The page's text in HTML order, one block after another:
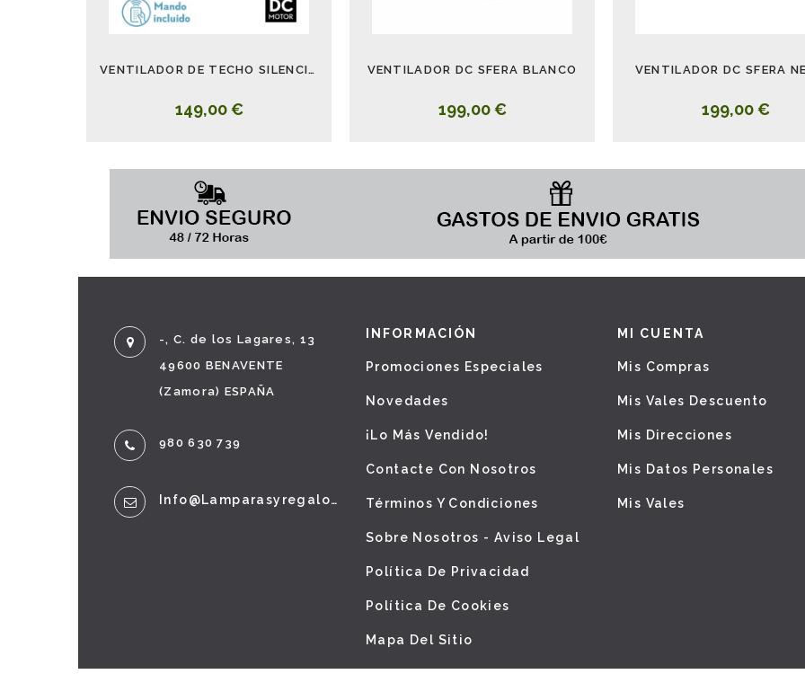
VENTILADOR DE TECHO SILENCIOSO CON LUZ NEGRO BLANCO TURIA
149,00 €
VENTILADOR DC SFERA BLANCO
199,00 €
VENTILADOR DC SFERA
199,00 €
-, C. de los Lagares, 13
49600 BENAVENTE
(Zamora) ESPAÑA
980 630 739
Info@lamparasyregalos.es
INFORMACIÓN
Promociones Especiales
Novedades
¡Lo Más Vendido!
Contacte Con Nosotros
Términos Y Condiciones
Sobre Nosotros - Aviso Legal
Política De Privacidad
Política De Cookies
Mapa Del Sitio
MI CUENTA
Mis Compras
Mis Vales Descuento
Mis Direcciones
Mis Datos Personales
Mis Vales